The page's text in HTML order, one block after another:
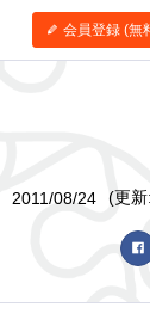
会員登録 (無
2011/08/24 (更